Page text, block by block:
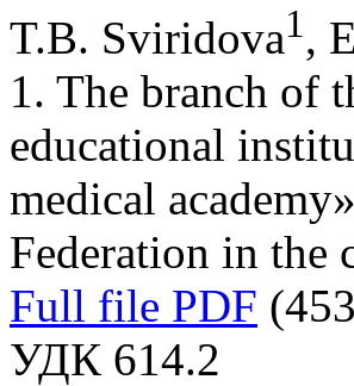
T.B. Sviridova1,
1. The branch of
educational
medical
Federation in the
Full file PDF
УДК 614.2